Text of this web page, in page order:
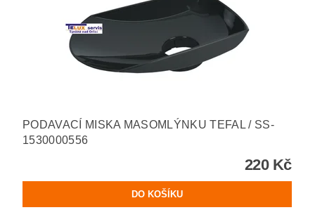
PODAVACÍ MISKA MASOMLÝNKU TEFAL / SS-
1530000556
220 Kč